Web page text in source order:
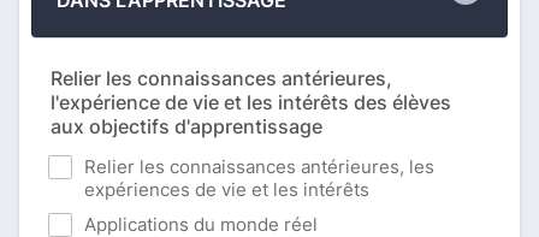
Relier les connaissances antérieures,
l'expérience de vie et les intérêts des élèves
aux objectifs d'apprentissage
Relier les connaissances antérieures, les
expériences de vie et les intérêts
Applications du monde réel